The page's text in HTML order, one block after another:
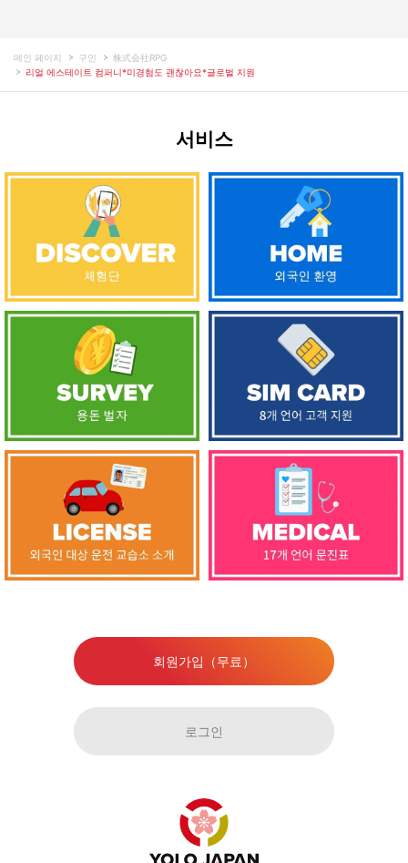
메인 페이지 구인
株式会社RPG
리얼 에스테이트 컴퍼니*미경험도 괜찮아요*글로벌 지원
서비스
회원가입（무료）
로그인